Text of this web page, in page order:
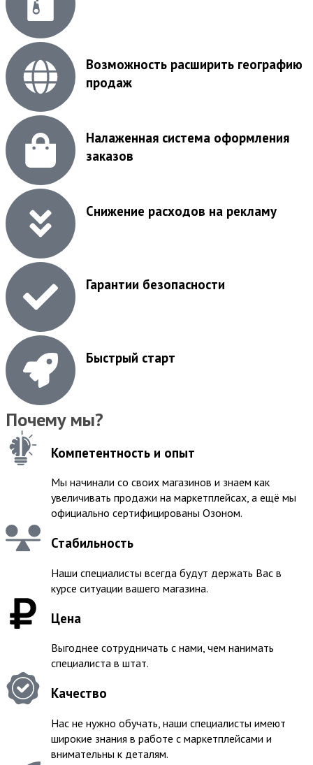
Возможность расширить географию
продаж
Налаженная система оформления
заказов
Снижение расходов на рекламу
Гарантии безопасности
Быстрый старт
Почему мы?
Компетентность и опыт
Мы начинали со своих магазинов и знаем как
увеличивать продажи на маркетплейсах, а ещё мы
официально сертифицированы Озоном.
Стабильность
Наши специалисты всегда будут держать Вас в
курсе ситуации вашего магазина.
Цена
Выгоднее сотрудничать с нами, чем нанимать
специалиста в штат.
Качество
Нас не нужно обучать, наши специалисты имеют
широкие знания в работе с маркетплейсами и
внимательны к деталям.